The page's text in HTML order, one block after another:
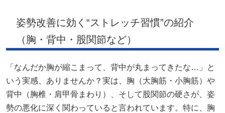
姿勢改善に効く“ストレッチ習慣”の紹介
（胸・背中・股関節など）
「なんだか胸が縮こまって、背中が丸まってきたな…」と
いう実感、ありませんか？実は、胸（大胸筋・小胸筋）や
背中（胸椎・肩甲骨まわり）、そして股関節の硬さが、姿
勢の悪化に深く関わっていると言われています。特に、胸